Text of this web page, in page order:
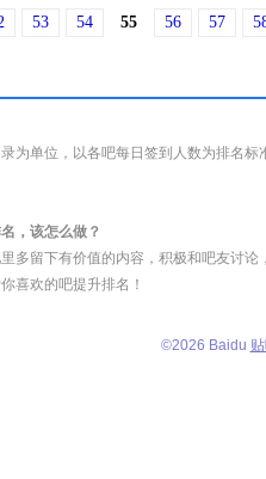
53 54 55 56 57
为单位，以各吧每日签到人数为排名
，该怎么做？
多留下有价值的内容，积极和吧友讨
喜欢的吧提升排名！
©2026 Baidu